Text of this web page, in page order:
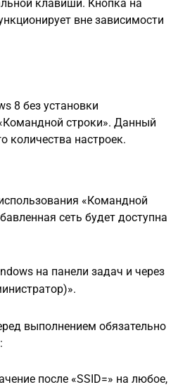
клавиши. Кнопка на
вне зависимости
8 без установки
строки». Данный
количества настроек.
«Командной
сеть будет доступна
на панели задач и через
выполнением обязательно
после «SSID=» на любое,